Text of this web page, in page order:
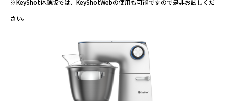
※KeyShot体験版では、KeyShotWebの使用も可能ですので是非お試しくだ
さい。